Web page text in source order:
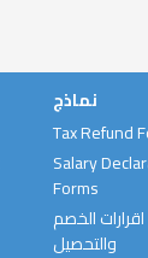
نماذج
Tax Refund
Salary
Forms
الخصم
والتحصيل